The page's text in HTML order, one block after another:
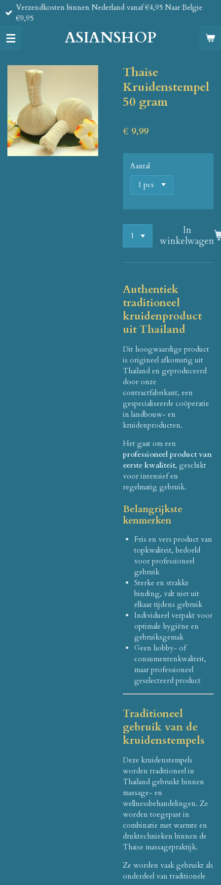
Ga
direct
de
ASIANSHOP
Verzendkosten binnen Nederland vanaf €4,95 Naar Belgie
€9,95
Thaise
Kruidenstempel
50 gram
€ 9,99
Aantal
In
winkelwagen
Authentiek
traditioneel
kruidenproduct
uit Thailand
Dit hoogwaardige product
is origineel afkomstig uit
Thailand en geproduceerd
door onze
contractfabrikant, een
gespecialiseerde coöperatie
in landbouw- en
kruidenproducten.
Het gaat om een
professioneel product van
eerste kwaliteit, geschikt
voor intensief en
regelmatig gebruik.
Belangrijkste
kenmerken
Fris en vers product van
topkwaliteit, bedoeld
voor professioneel
gebruik
Sterke en strakke
binding, valt niet uit
elkaar tijdens gebruik
Individueel verpakt voor
optimale hygiëne en
gebruiksgemak
Geen hobby- of
consumentenkwaliteit,
maar professioneel
geselecteerd product
Traditioneel
gebruik van de
kruidenstempels
Deze kruidenstempels
worden traditioneel in
Thailand gebruikt binnen
massage- en
wellnessbehandelingen. Ze
worden toegepast in
combinatie met warmte en
druktechnieken binnen de
Thaise massagepraktijk.
Ze worden vaak gebruikt als
onderdeel van traditionele